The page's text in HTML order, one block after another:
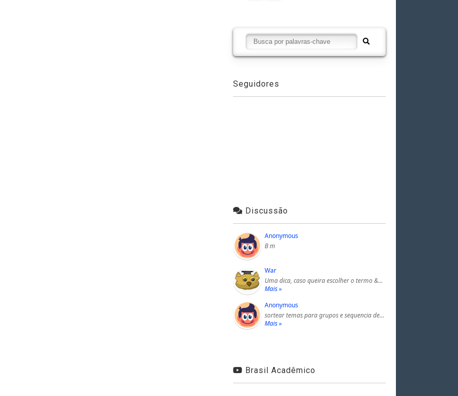
Seguidores
Discussão
Anonymous
B m
War
Uma dica, caso queira escolher o termo &…
Mais »
Anonymous
sortear temas para grupos e sequencia de…
Mais »
Brasil Acadêmico